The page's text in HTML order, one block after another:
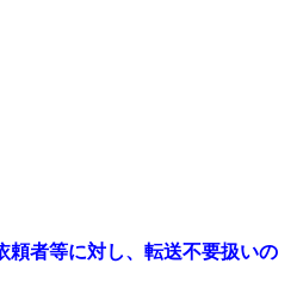
頼者等に対し、転送不要扱いの